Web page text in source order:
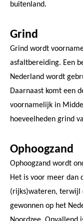
buitenland.
Grind
Grind wordt
asfaltbereiding. Een
Nederland wordt
Daarnaast komt een
voornamelijk in
hoeveelheden grind
Ophoogzand
Ophoogzand wordt
Het is voor meer dan
(rijks)wateren, terwijl
gewonnen op het